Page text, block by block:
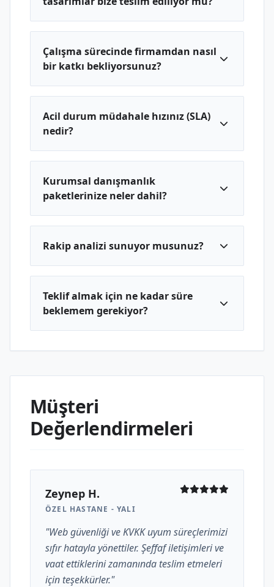
Çalışma sürecinde firmamdan nasıl
bir katkı bekliyorsunuz?
Acil durum müdahale hızınız (SLA)
nedir?
Kurumsal danışmanlık
paketlerinize neler dahil?
Rakip analizi sunuyor musunuz?
Teklif almak için ne kadar süre
beklemem gerekiyor?
Müşteri
Değerlendirmeleri
Zeynep H.
ÖZEL HASTANE - YALI
"Web güvenliği ve KVKK uyum süreçlerimizi
sıfır hatayla yönettiler. Şeffaf iletişimleri ve
vaat ettiklerini zamanında teslim etmeleri
için teşekkürler."